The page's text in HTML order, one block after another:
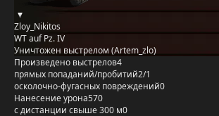
Zloy_Nikitos
WT auf Pz. IV
Уничтожен выстрелом (Artem_zlo)
Произведено выстрелов4
прямых попаданий/пробитий2/1
осколочно-фугасных повреждений0
Нанесение урона570
с дистанции свыше 300 м0